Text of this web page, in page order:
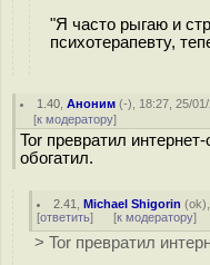
"Я часто рыгаю и
психотерапевту,
1.40 ,Аноним (-), 18:27, 25/
[к модератору]
Tor превратил
обогатил.
2.41 ,Michael Shigorin (ok
[ответить] [к модератору]
> Tor превратил